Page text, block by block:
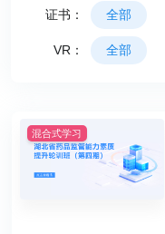
证书： 全部
VR： 全部
混合式学习